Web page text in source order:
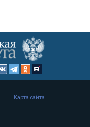
Карта сайта